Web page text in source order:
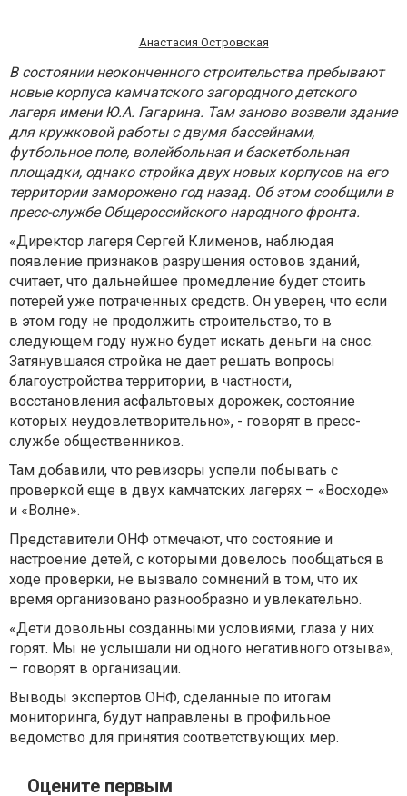
Анастасия Островская
В состоянии неоконченного строительства пребывают
новые корпуса камчатского загородного детского
лагеря имени Ю.А. Гагарина. Там заново возвели здание
для кружковой работы с двумя бассейнами,
футбольное поле, волейбольная и баскетбольная
площадки, однако стройка двух новых корпусов на его
территории заморожено год назад. Об этом сообщили в
пресс-службе Общероссийского народного фронта.
«Директор лагеря Сергей Клименов, наблюдая
появление признаков разрушения остовов зданий,
считает, что дальнейшее промедление будет стоить
потерей уже потраченных средств. Он уверен, что если
в этом году не продолжить строительство, то в
следующем году нужно будет искать деньги на снос.
Затянувшаяся стройка не дает решать вопросы
благоустройства территории, в частности,
восстановления асфальтовых дорожек, состояние
которых неудовлетворительно», - говорят в пресс-
службе общественников.
Там добавили, что ревизоры успели побывать с
проверкой еще в двух камчатских лагерях – «Восходе»
и «Волне».
Представители ОНФ отмечают, что состояние и
настроение детей, с которыми довелось пообщаться в
ходе проверки, не вызвало сомнений в том, что их
время организовано разнообразно и увлекательно.
«Дети довольны созданными условиями, глаза у них
горят. Мы не услышали ни одного негативного отзыва»,
– говорят в организации.
Выводы экспертов ОНФ, сделанные по итогам
мониторинга, будут направлены в профильное
ведомство для принятия соответствующих мер.
Оцените первым